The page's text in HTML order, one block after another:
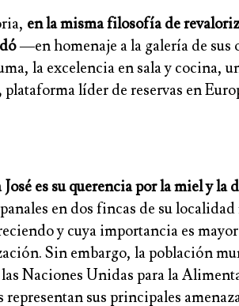
en la misma filosofía de
—en homenaje a la galería de sus
la excelencia en sala y
plataforma líder de reservas en
es su querencia por la miel y la
en dos fincas de su
y cuya importancia es
Sin embargo, la población
las Naciones Unidas para la
sus principales